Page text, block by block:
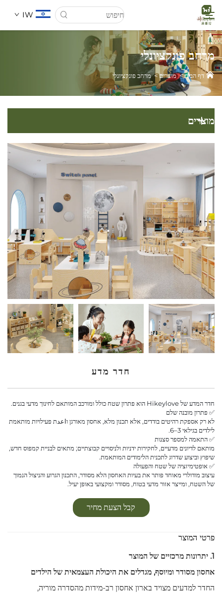
IW
דף הבית
אודותינו
מוצרים
מקרים
הורד
לְהִתְחַבֵּר אֵלֵינוּ
בְּלוֹגִים
מרחב פונקציונלי
דף הבית>מוצרים>מרחב פונקציונלי
מוצרים
חדר מדע
חדר המדע של Hikeylove הוא פתרון שטח כולל ומורכב המותאם לחינוך מדעי בגנים.
✅ פתרון מובנה שלם
לא רק אספקת רהיטים בודדים, אלא תכנון מלא, אחסון מאורגן וاعدת פעילויות מותאמת
לילדים בגילאי 3–6.
✅ התאמה למספר סצנות
מותאם לדיונים מדעיים, לחקירות ידניות ולניסויים קבוצתיים; מתאים לבניית קמפוס חדש,
שיפוץ וביצוע שדרוג לתכנית הלימודים המותאמת.
✅ אופטימיזציה של שטח והפעולה
עיצוב מודולרי מאוחד פותר את בעיות האחסון הלא מסודר, התכנון הגרוע והניצול הנמוך
של השטח, ומייצר אזור מדעי בטוח, מסודר ומקצועי באופן יעיל.
קבל הצעת מחיר
פרטי המוצר
1. יתרונות מרכזיים של המוצר
אחסון מסודר ומיוסף, מגדלים את היכולת העצמאית של הילדים
החדר למדעים מצויד בארון אחסון רב-מידות מהסדרה מוריה,